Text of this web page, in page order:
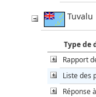
Tuvalu
Type de
Rapport
Liste des
Réponse